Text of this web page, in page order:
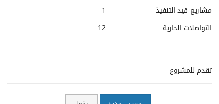
مشاريع قيد التنفيذ
1
التواصلات الجارية
12
تقدم للمشروع